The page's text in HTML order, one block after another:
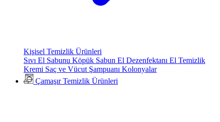
Kişisel Temizlik Ürünleri
Sıvı El Sabunu Köpük Sabun El Dezenfektanı El Temizlik
Kremi Saç ve Vücut Şampuanı Kolonyalar
Çamaşır Temizlik Ürünleri